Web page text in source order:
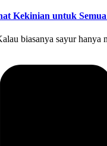
Kekinian untuk Semua
biasanya sayur